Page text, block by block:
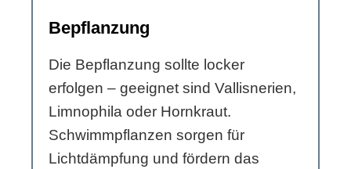
Bepflanzung
Die Bepflanzung sollte locker
erfolgen – geeignet sind Vallisnerien,
Limnophila oder Hornkraut.
Schwimmpflanzen sorgen für
Lichtdämpfung und fördern das